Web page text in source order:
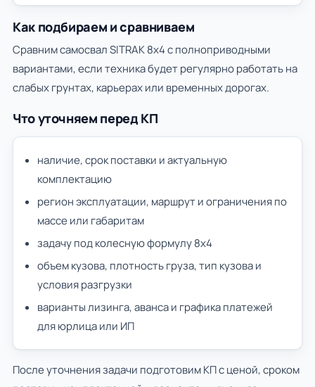
Как подбираем и сравниваем
Сравним самосвал SITRAK 8х4 с полноприводными
вариантами, если техника будет регулярно работать на
слабых грунтах, карьерах или временных дорогах.
Что уточняем перед КП
наличие, срок поставки и актуальную
комплектацию
регион эксплуатации, маршрут и ограничения по
массе или габаритам
задачу под колесную формулу 8х4
объем кузова, плотность груза, тип кузова и
условия разгрузки
варианты лизинга, аванса и графика платежей
для юрлица или ИП
После уточнения задачи подготовим КП с ценой, сроком